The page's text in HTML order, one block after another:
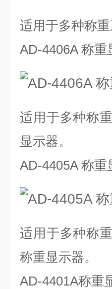
适用于多种称
AD-4406A 称重
适用于多种称
显示器。
AD-4405A 称重
适用于多种称
称重显示器。
AD-4401A称重